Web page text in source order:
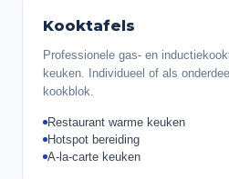
Kooktafels
Professionele gas- en
keuken. Individueel of als
kookblok.
Restaurant warme keuken
Hotspot bereiding
A-la-carte keuken